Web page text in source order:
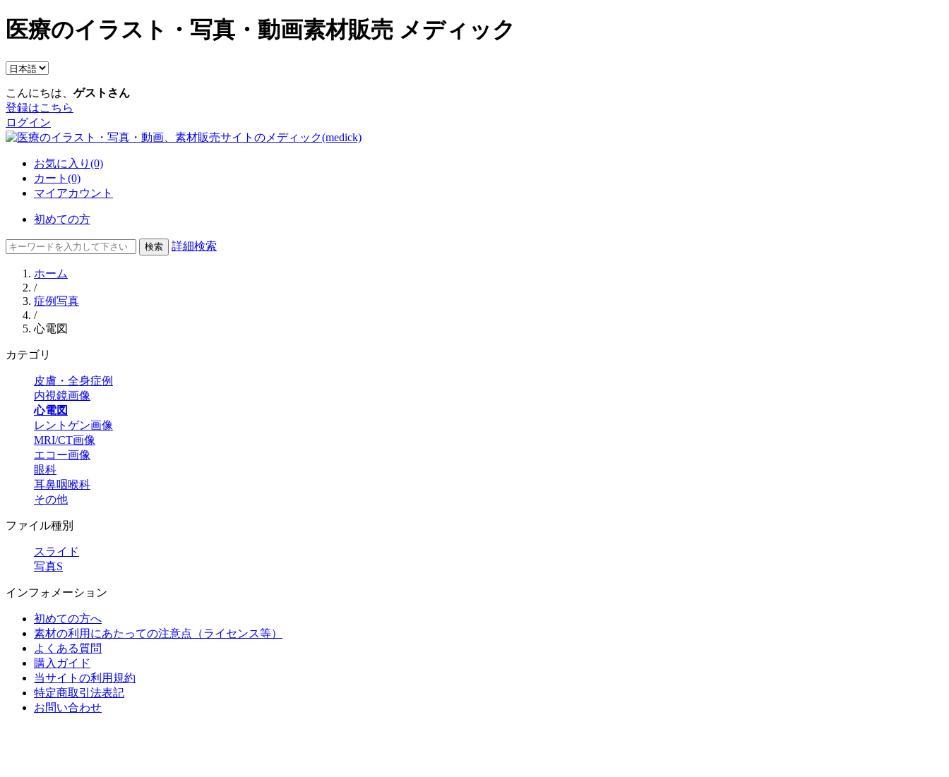
医療のイラスト・写真・動画素材販売 メディック
こんにちは、 ゲストさん
登録はこちら
ログイン
お気に入り(0)
カート(0)
マイアカウント
初めての方
詳細検索
ホーム
/
症例写真
/
心電図
カテゴリ
皮膚・全身症例
内視鏡画像
心電図
レントゲン画像
MRI/CT画像
エコー画像
眼科
耳鼻咽喉科
その他
ファイル種別
スライド
写真S
インフォメーション
初めての方へ
素材の利用にあたっての注意点（ライセンス等）
よくある質問
購入ガイド
当サイトの利用規約
特定商取引法表記
お問い合わせ